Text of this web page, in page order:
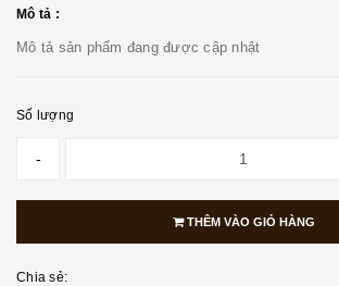
Mô tả :
Mô tả sản phẩm đang được cập nhật
Số lượng
-
THÊM VÀO GIỎ HÀNG
Chia sẻ: